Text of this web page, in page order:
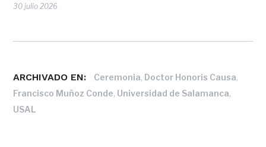
30 julio 2026
ARCHIVADO EN: Ceremonia, Doctor Honoris Causa,
Francisco Muñoz Conde, Universidad de Salamanca,
USAL